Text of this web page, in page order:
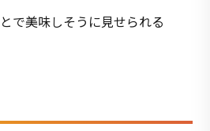
で美味しそうに見せられる